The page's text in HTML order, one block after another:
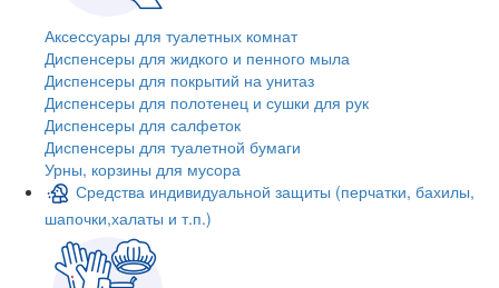
Аксессуары для туалетных комнат
Диспенсеры для жидкого и пенного мыла
Диспенсеры для покрытий на унитаз
Диспенсеры для полотенец и сушки для рук
Диспенсеры для салфеток
Диспенсеры для туалетной бумаги
Урны, корзины для мусора
Средства индивидуальной защиты (перчатки, бахилы,
шапочки,халаты и т.п.)